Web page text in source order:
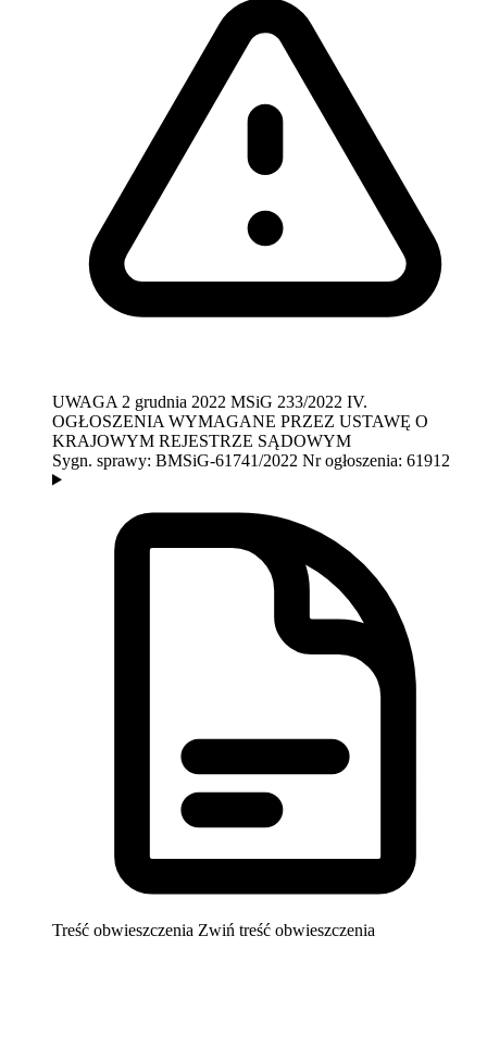
UWAGA 2 grudnia 2022 MSiG 233/2022 IV.
OGŁOSZENIA WYMAGANE PRZEZ USTAWĘ O
KRAJOWYM REJESTRZE SĄDOWYM
Sygn. sprawy: BMSiG-61741/2022 Nr ogłoszenia: 61912
Treść obwieszczenia Zwiń treść obwieszczenia